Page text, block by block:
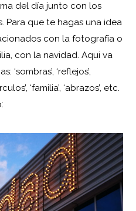
del día junto con los
Para que te hagas una idea
con la fotografía o
con la navidad. Aqui va
‘reflejos’,
‘familia’, ‘abrazos’, etc.